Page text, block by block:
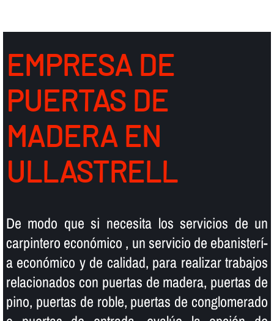
EMPRESA DE
PUERTAS DE
MADERA EN
ULLASTRELL
De modo que si necesita los servicios de un
carpintero económico , un servicio de ebanisterí­
a económico y de calidad, para realizar trabajos
relacionados con puertas de madera, puertas de
pino, puertas de roble, puertas de conglomerado